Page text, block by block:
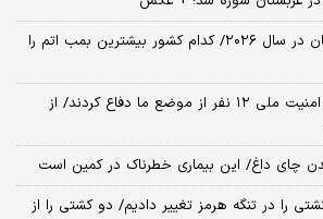
تعداد بمب‌های اتمی جهان در سال ۲۰۲۶/ کدام کشور بیشترین بمب اتم را
پزشکیان: در شورای عالی امنیت ملی ۱۲ نفر از موضع ما دفاع کردند/ از
چای داغ/ این بیماری خطرناک در کمین است
سنتکام: مسیر ۵۱ کشتی را در تنگه هرمز تغییر دادیم/ دو کشتی را از